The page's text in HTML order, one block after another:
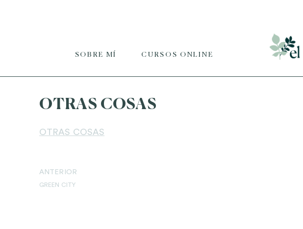
SOBRE MÍ CURSOS ONLINE
OTRAS COSAS
OTRAS COSAS
ANTERIOR
GREEN CITY